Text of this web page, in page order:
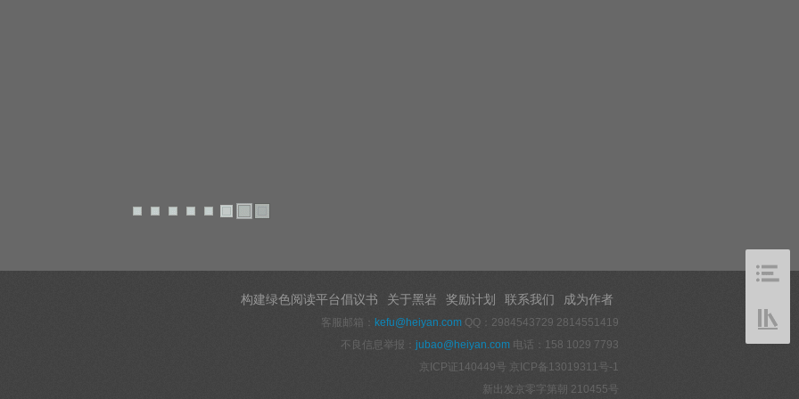
构建绿色阅读平台倡议书 关于黑岩 奖励计划 联系我们 成为作者
客服邮箱： kefu@heiyan.com QQ：2984543729 2814551419
不良信息举报： jubao@heiyan.com 电话：158 1029 7793
京ICP证140449号 京ICP备13019311号-1
新出发京零字第朝 210455号